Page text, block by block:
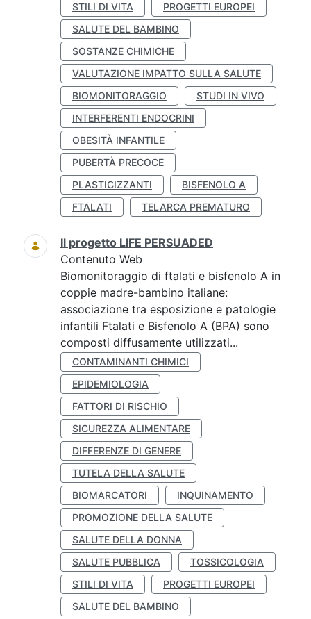
STILI DI VITA
PROGETTI EUROPEI
SALUTE DEL BAMBINO
SOSTANZE CHIMICHE
VALUTAZIONE IMPATTO SULLA SALUTE
BIOMONITORAGGIO
STUDI IN VIVO
INTERFERENTI ENDOCRINI
OBESITÀ INFANTILE
PUBERTÀ PRECOCE
PLASTICIZZANTI
BISFENOLO A
FTALATI
TELARCA PREMATURO
Il progetto LIFE PERSUADED
Contenuto Web
Biomonitoraggio di ftalati e bisfenolo A in
coppie madre-bambino italiane:
associazione tra esposizione e patologie
infantili Ftalati e Bisfenolo A (BPA) sono
composti diffusamente utilizzati...
CONTAMINANTI CHIMICI
EPIDEMIOLOGIA
FATTORI DI RISCHIO
SICUREZZA ALIMENTARE
DIFFERENZE DI GENERE
TUTELA DELLA SALUTE
BIOMARCATORI
INQUINAMENTO
PROMOZIONE DELLA SALUTE
SALUTE DELLA DONNA
SALUTE PUBBLICA
TOSSICOLOGIA
STILI DI VITA
PROGETTI EUROPEI
SALUTE DEL BAMBINO